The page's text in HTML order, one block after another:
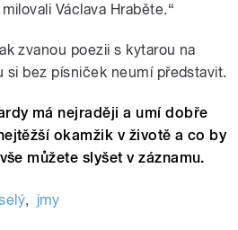
Václava Hraběte.“
zvanou poezii s kytarou na
si bez písniček neumí představit.
má nejraději a umí dobře
okamžik v životě a co by
můžete slyšet v záznamu.
, jmy